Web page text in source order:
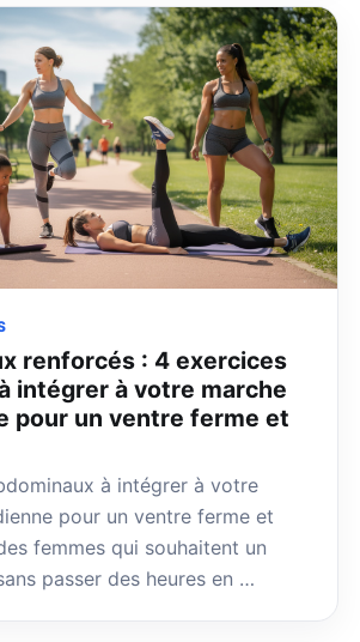
renforcés : 4 exercices
intégrer à votre marche
pour un ventre ferme et
à intégrer à votre
pour un ventre ferme et
femmes qui souhaitent un
passer des heures en …